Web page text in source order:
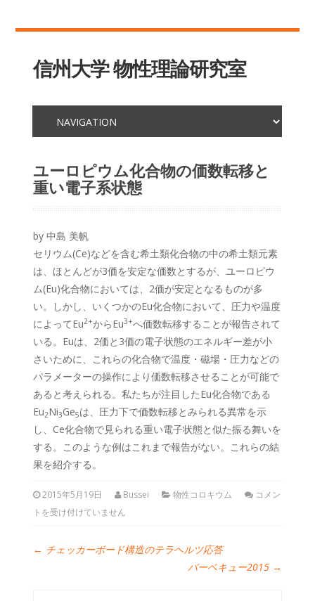
信州大学 物性理論研究室
ユーロピウム化合物の価数転移と
重い電子系状態
by 中島 美帆
セリウム(Ce)などを含む希土類化合物の中の希土類元素
は、ほとんどが3価を安定な価数とするが、ユーロピウ
ム(Eu)化合物においては、2価が安定となるものが多
い。しかし、いくつかのEu化合物において、圧力や温度
によってEu2+からEu3+へ価数転移することが報告されて
いる。Euは、2価と3価の電子状態のエネルギー差が小
さいために、これらの化合物で温度・磁場・圧力などの
パラメーターの操作により価数転移させることが可能で
あると考えられる。私たちが注目したEu化合物である
Eu2Ni3Ge5は、圧力下で価数転移とみられる異常を示
し、Ce化合物で見られる重い電子状態と似た振る舞いを
する。このような例はこれまで報告がない。これらの結
果を紹介する。
2015年5月19日 Bussei 物性コロキウム
コメン
トを受け付けていません
← チェッカーボード構造のテラヘルツ応答
バーベキュー2015 →